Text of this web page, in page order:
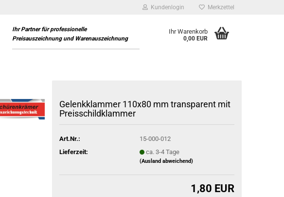
Kundenlogin Merkzettel
Suche...Ihr Partner für professionelle
Preisauszeichnung und Warenauszeichnung
Ihr Warenkorb
0,00 EUR
Gelenkklammer 110x80 mm transparent mit
Preisschildklammer
Art.Nr.:
15-000-012
Lieferzeit:
ca. 3-4 Tage
(Ausland abweichend)
1,80 EUR